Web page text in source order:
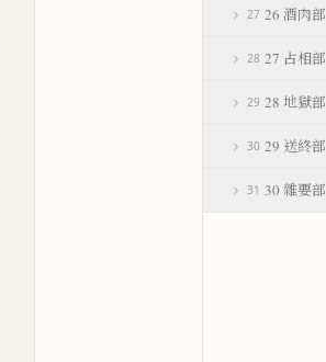
27 26 酒肉部
28 27 占相部
29 28 地獄部
30 29 送終部
31 30 雜要部